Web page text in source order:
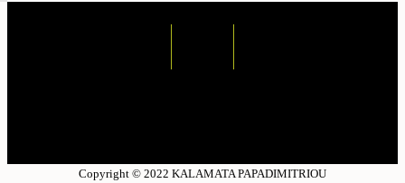
Copyright © 2022 KALAMATA PAPADIMITRIOU